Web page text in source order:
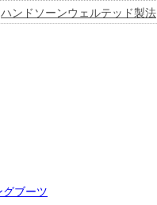
ハンドソーンウェルテッド製法